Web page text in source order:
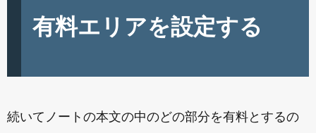
有料エリアを設定する
続いてノートの本文の中のどの部分を有料とするの